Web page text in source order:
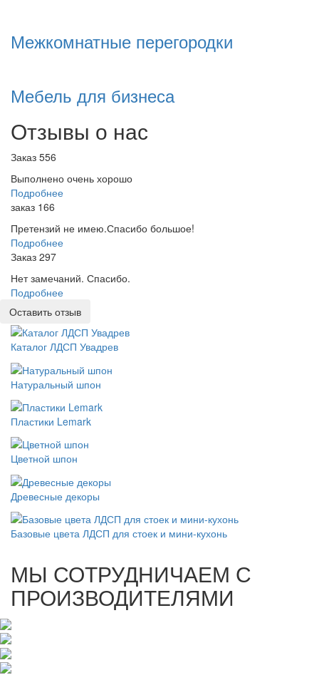
Межкомнатные перегородки
Мебель для бизнеса
Отзывы о нас
Заказ 556
Выполнено очень хорошо
Подробнее
заказ 166
Претензий не имею.Спасибо большое!
Подробнее
Заказ 297
Нет замечаний. Спасибо.
Подробнее
Оставить отзыв
Каталог ЛДСП Увадрев
Натуральный шпон
Пластики Lemark
Цветной шпон
Древесные декоры
Базовые цвета ЛДСП для стоек и мини-кухонь
МЫ СОТРУДНИЧАЕМ С
ПРОИЗВОДИТЕЛЯМИ